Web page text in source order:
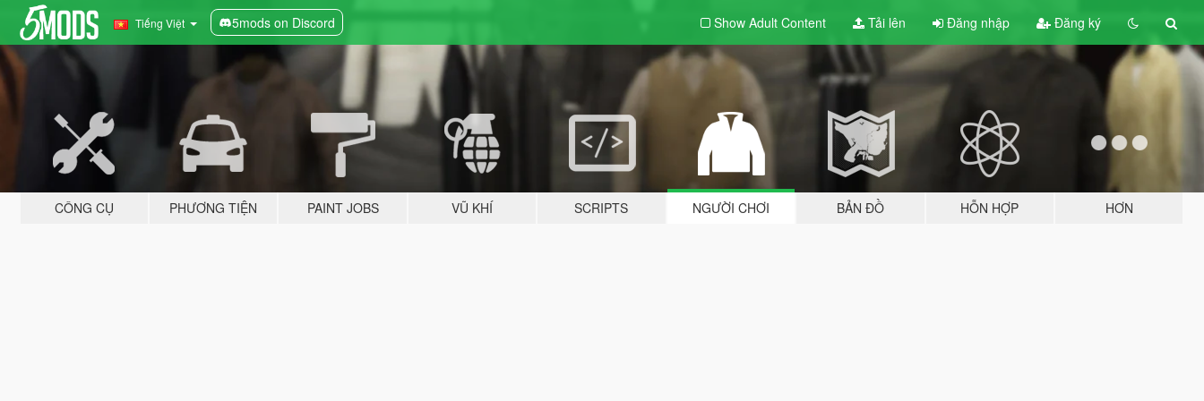
Tiếng Việt 5mods on Discord Show Adult Content Tải lên Đăng nhập Đăng ký
CÔNG CỤ PHƯƠNG TIỆN PAINT JOBS VŨ KHÍ SCRIPTS NGƯỜI CHƠI BẢN ĐỒ HỖN HỢP HƠN